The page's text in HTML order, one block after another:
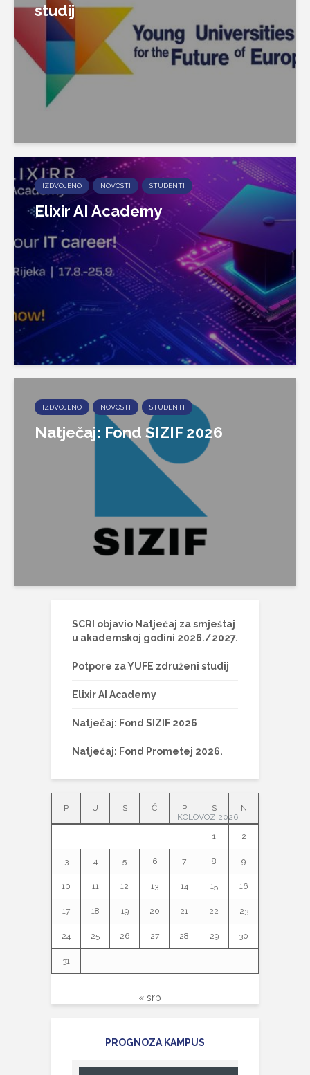
studij
IZDVOJENO NOVOSTI STUDENTI
Elixir AI Academy
IZDVOJENO NOVOSTI STUDENTI
Natječaj: Fond SIZIF 2026
SCRI objavio Natječaj za smještaj
u akademskoj godini 2026./2027.
Potpore za YUFE združeni studij
Elixir AI Academy
Natječaj: Fond SIZIF 2026
Natječaj: Fond Prometej 2026.
KOLOVOZ 2026
P U S Č P S N
1 2
3 4 5 6 7 8 9
10 11 12 13 14 15 16
17 18 19 20 21 22 23
24 25 26 27 28 29 30
31
« srp
PROGNOZA KAMPUS